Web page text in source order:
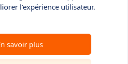
l'expérience utilisateur.
savoir plus